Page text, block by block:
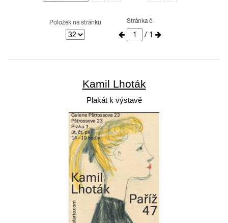
Položek na stránku Stránka č.
/ 1
Kamil Lhoták
Plakát k výstavě